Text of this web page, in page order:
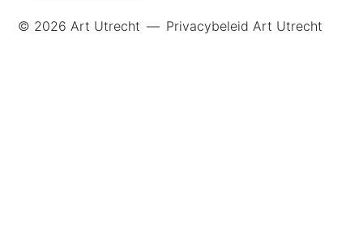
© 2026 Art Utrecht Privacybeleid Art Utrecht